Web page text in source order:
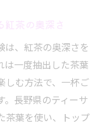
は、紅茶の奥深さを
は一度抽出した茶葉
しむ方法で、一杯ご
。長野県のティーサ
茶葉を使い、トップ